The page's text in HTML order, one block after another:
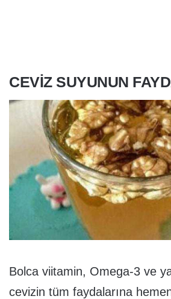
CEVIZ SUYUNUN
Bolca viitamin, Omega-3 ve
cevizin tüm faydalarına